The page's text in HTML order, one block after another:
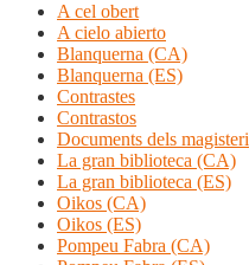
A cel obert
A cielo abierto
Blanquerna (CA)
Blanquerna (ES)
Contrastes
Contrastos
Documents dels magisteri
La gran biblioteca (CA)
La gran biblioteca (ES)
Oikos (CA)
Oikos (ES)
Pompeu Fabra (CA)